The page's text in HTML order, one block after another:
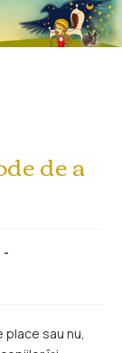
de a
place sau nu,